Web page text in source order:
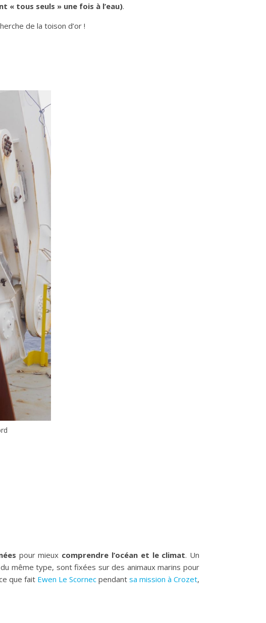
tous seuls » une fois à l’eau).
de la toison d’or !
pour mieux comprendre l’océan et le climat. Un
même type, sont fixées sur des animaux marins pour
que fait Ewen Le Scornec pendant sa mission à Crozet,